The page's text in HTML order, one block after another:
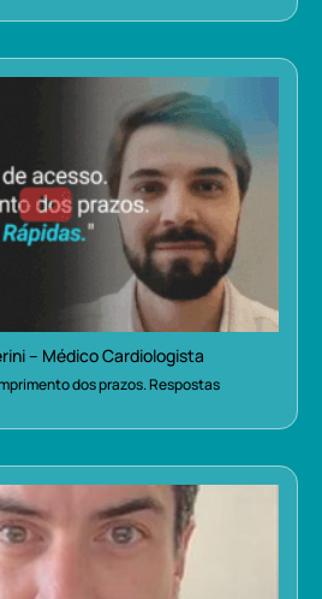
– Médico Cardiologista
dos prazos. Respostas